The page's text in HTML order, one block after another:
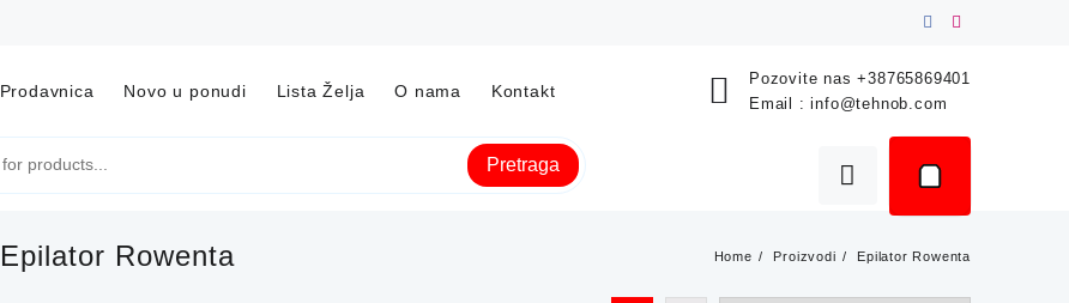
Prodavnica Novo u ponudi Lista Želja O nama Kontakt
Pozovite nas +38765869401
Email :info@tehnob.com
Pretraga
Epilator Rowenta Home Proizvodi Epilator Rowenta